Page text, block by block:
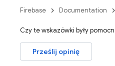
Firebase Documentation
Czy te wskazówki były
Prześlij opinię